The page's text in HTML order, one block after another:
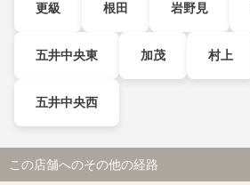
更級 根田 岩野見
五井中央東 加茂 村上
五井中央西
この店舗へのその他の経路